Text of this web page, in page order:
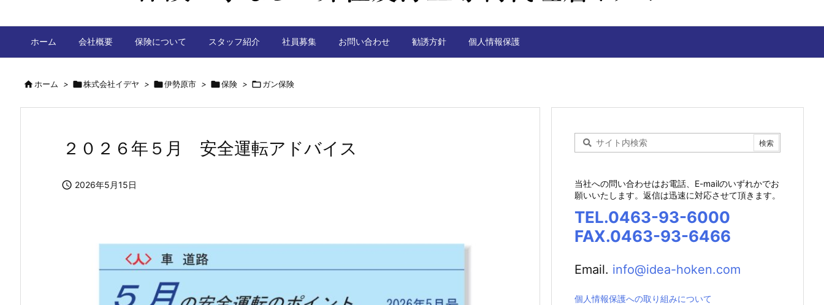
ホーム 会社概要 保険について スタッフ紹介 社員募集 お問い合わせ 勧誘方針 個人情報保護
ホーム > 株式会社イデヤ > 伊勢原市 > 保険 > ガン保険
２０２６年５月 安全運転アドバイス
 2026年5月15日
当社への問い合わせはお電話、E-mailのいずれかでお
願いいたします。返信は迅速に対応させて頂きます。
TEL.0463-93-6000
FAX.0463-93-6466
Email. info@idea-hoken.com
個人情報保護への取り組みについて